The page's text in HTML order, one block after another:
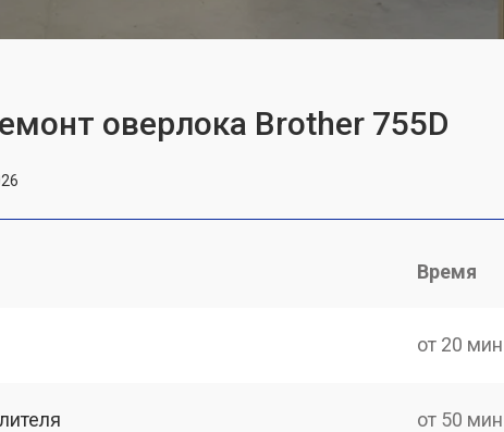
оверлока Brother 755D
Время
от 20 мин
от 50 мин